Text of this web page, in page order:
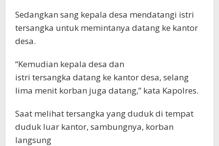
Sedangkan sang kepala desa mendatangi istri
tersangka untuk memintanya datang ke kantor
desa.
“Kemudian kepala desa dan
istri tersangka datang ke kantor desa, selang
lima menit korban juga datang,” kata Kapolres.
Saat melihat tersangka yang duduk di tempat
duduk luar kantor, sambungnya, korban
langsung